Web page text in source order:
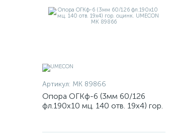
Артикул: МК 89866
Опора ОГКф-6 (3мм 60/126
фл.190х10 мц. 140 отв. 19х4) гор.